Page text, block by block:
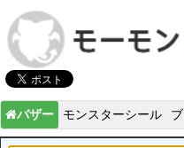
バザー モンスターシール